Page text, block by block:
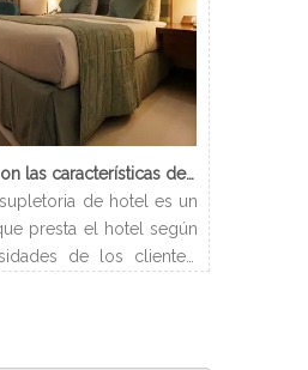
¿Cuáles son las características de Hotel Cama Supletoria?
supletoria de hotel es un
presta el hotel según
de los clientes.